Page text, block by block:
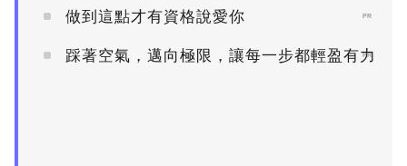
做到這點才有資格說愛你 PR
踩著空氣，邁向極限，讓每一步都輕盈有力
PR